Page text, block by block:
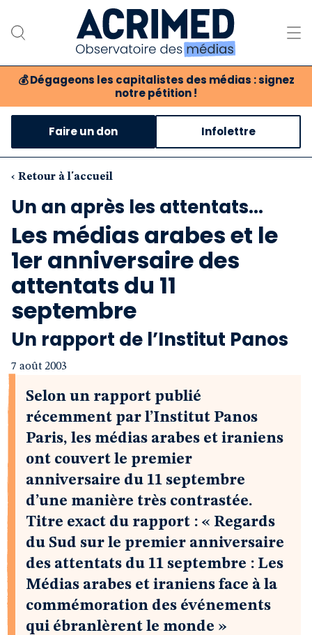
💰 Dégageons les capitalistes des médias : signez
notre pétition !
Notre association
Notre critique des médias
Nos propositions
Notre revue
Boutique
Faire un don Infolettre
‹ Retour à l'accueil
Un an après les attentats...
Les médias arabes et le
1er anniversaire des
attentats du 11
septembre
Un rapport de l’Institut Panos
7 août 2003
Selon un rapport publié
récemment par l’Institut Panos
Paris, les médias arabes et iraniens
ont couvert le premier
anniversaire du 11 septembre
d’une manière très contrastée.
Titre exact du rapport : « Regards
du Sud sur le premier anniversaire
des attentats du 11 septembre : Les
Médias arabes et iraniens face à la
commémoration des événements
qui ébranlèrent le monde »